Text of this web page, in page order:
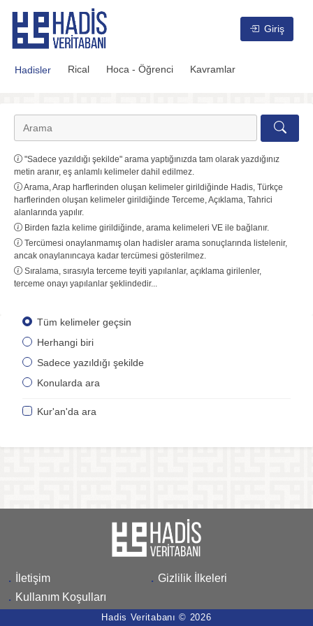
Hadis Veritabanı
Hadisler Rical Hoca - Öğrenci Kavramlar
Giriş
"Sadece yazıldığı şekilde" arama yaptığınızda tam olarak yazdığınız
metin aranır, eş anlamlı kelimeler dahil edilmez.
Arama, Arap harflerinden oluşan kelimeler girildiğinde Hadis, Türkçe
harflerinden oluşan kelimeler girildiğinde Terceme, Açıklama, Tahrici
alanlarında yapılır.
Birden fazla kelime girildiğinde, arama kelimeleri VE ile bağlanır.
Tercümesi onaylanmamış olan hadisler arama sonuçlarında listelenir,
ancak onaylanıncaya kadar tercümesi gösterilmez.
Sıralama, sırasıyla terceme teyiti yapılanlar, açıklama girilenler,
terceme onayı yapılanlar şeklindedir...
Tüm kelimeler geçsin
Herhangi biri
Sadece yazıldığı şekilde
Konularda ara
Kur'an'da ara
. İletişim . Gizlilik İlkeleri
. Kullanım Koşulları
Hadis Veritabanı © 2026